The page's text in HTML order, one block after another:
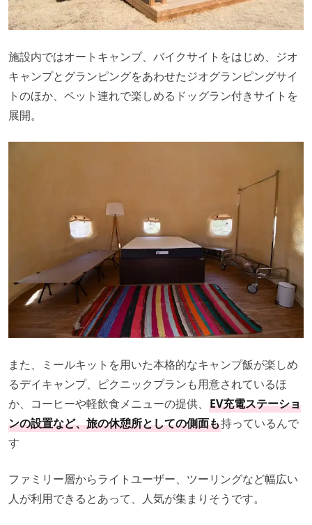
施設内ではオートキャンプ、バイクサイトをはじめ、ジオ
キャンプとグランピングをあわせたジオグランピングサイ
トのほか、ペット連れで楽しめるドッグラン付きサイトを
展開。
また、ミールキットを用いた本格的なキャンプ飯が楽しめ
るデイキャンプ、ピクニックプランも用意されているほ
か、コーヒーや軽飲食メニューの提供、 EV充電ステーショ
ンの設置など、旅の休憩所としての側面も持っているんで
す
ファミリー層からライトユーザー、ツーリングなど幅広い
人が利用できるとあって、人気が集まりそうです。